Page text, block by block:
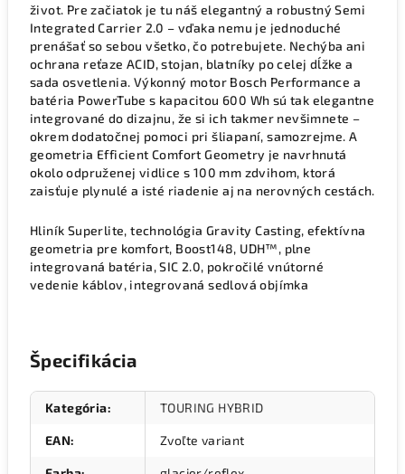
život. Pre začiatok je tu náš elegantný a robustný Semi
Integrated Carrier 2.0 – vďaka nemu je jednoduché
prenášať so sebou všetko, čo potrebujete. Nechýba ani
ochrana reťaze ACID, stojan, blatníky po celej dĺžke a
sada osvetlenia. Výkonný motor Bosch Performance a
batéria PowerTube s kapacitou 600 Wh sú tak elegantne
integrované do dizajnu, že si ich takmer nevšimnete –
okrem dodatočnej pomoci pri šliapaní, samozrejme. A
geometria Efficient Comfort Geometry je navrhnutá
okolo odpruženej vidlice s 100 mm zdvihom, ktorá
zaisťuje plynulé a isté riadenie aj na nerovných cestách.
Hliník Superlite, technológia Gravity Casting, efektívna
geometria pre komfort, Boost148, UDH™, plne
integrovaná batéria, SIC 2.0, pokročilé vnútorné
vedenie káblov, integrovaná sedlová objímka
Špecifikácia
Kategória: TOURING HYBRID
EAN: Zvoľte variant